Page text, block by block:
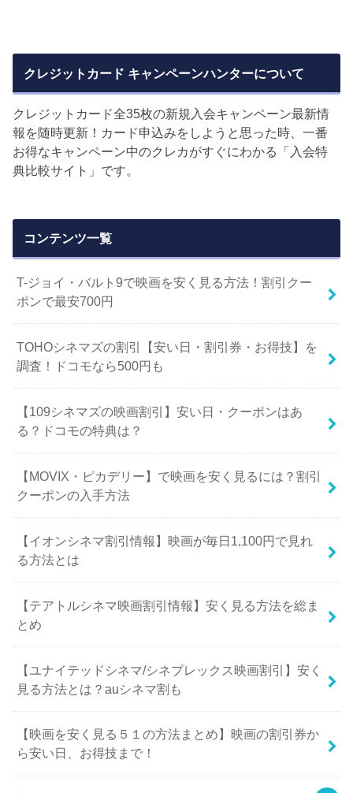
クレジットカード キャンペーンハンターについて
クレジットカード全35枚の新規入会キャンペーン最新情
報を随時更新！カード申込みをしようと思った時、一番
お得なキャンペーン中のクレカがすぐにわかる「入会特
典比較サイト」です。
コンテンツ一覧
T-ジョイ・バルト9で映画を安く見る方法！割引クー
ポンで最安700円
TOHOシネマズの割引【安い日・割引券・お得技】を
調査！ドコモなら500円も
【109シネマズの映画割引】安い日・クーポンはあ
る？ドコモの特典は？
【MOVIX・ピカデリー】で映画を安く見るには？割引
クーポンの入手方法
【イオンシネマ割引情報】映画が毎日1,100円で見れ
る方法とは
【テアトルシネマ映画割引情報】安く見る方法を総ま
とめ
【ユナイテッドシネマ/シネプレックス映画割引】安く
見る方法とは？auシネマ割も
【映画を安く見る５１の方法まとめ】映画の割引券か
ら安い日、お得技まで！